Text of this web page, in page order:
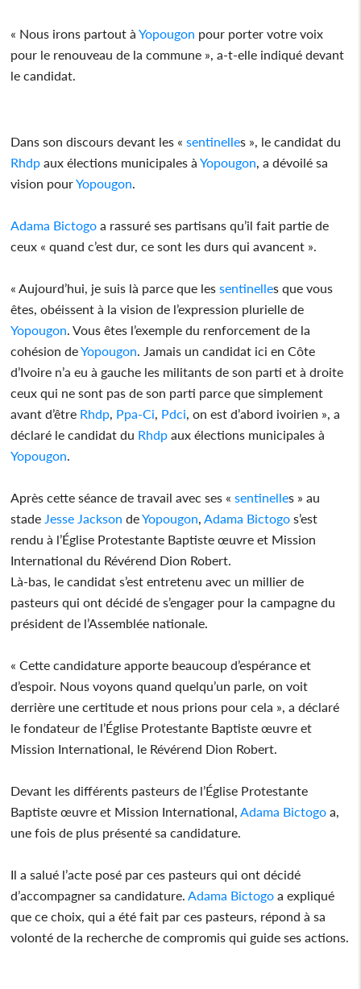
« Nous irons partout àYopougon pour porter votre voix
pour le renouveau de la commune », a-t-elle indiqué devant
le candidat.
Dans son discours devant les «sentinelles », le candidat du
Rhdp aux élections municipales àYopougon , a dévoilé sa
vision pourYopougon
Adama Bictogo a rassuré ses partisans qu’il fait partie de
ceux « quand c’est dur, ce sont les durs qui avancent ».
« Aujourd’hui, je suis là parce que lessentinelles que vous
êtes, obéissent à la vision de l’expression plurielle de
Yopougon . Vous êtes l’exemple du renforcement de la
cohésion deYopougon . Jamais un candidat ici en Côte
d’Ivoire n’a eu à gauche les militants de son parti et à droite
ceux qui ne sont pas de son parti parce que simplement
avant d’être Rhdp Ppa-Ci Pdci , on est d’abord ivoirien », a
déclaré le candidat du Rhdp aux élections municipales à
Yopougon
Après cette séance de travail avec ses «sentinelles » au
stade Jesse Jackson deYopougon Adama Bictogo s’est
rendu à l’Église Protestante Baptiste œuvre et Mission
International du Révérend Dion Robert.
Là-bas, le candidat s’est entretenu avec un millier de
pasteurs qui ont décidé de s’engager pour la campagne du
président de l’Assemblée nationale.
« Cette candidature apporte beaucoup d’espérance et
d’espoir. Nous voyons quand quelqu’un parle, on voit
derrière une certitude et nous prions pour cela », a déclaré
le fondateur de l’Église Protestante Baptiste œuvre et
Mission International, le Révérend Dion Robert.
Devant les différents pasteurs de l’Église Protestante
Baptiste œuvre et Mission International, Adama Bictogo a,
une fois de plus présenté sa candidature.
Il a salué l’acte posé par ces pasteurs qui ont décidé
d’accompagner sa candidature. Adama Bictogo a expliqué
que ce choix, qui a été fait par ces pasteurs, répond à sa
volonté de la recherche de compromis qui guide ses actions.